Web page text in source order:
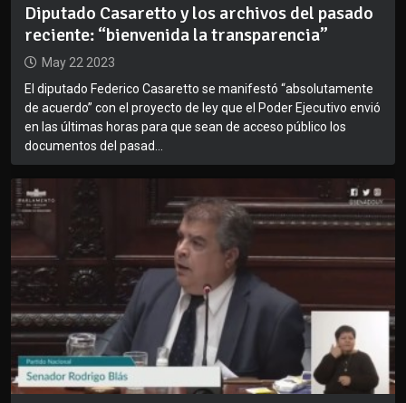
Diputado Casaretto y los archivos del pasado
reciente: “bienvenida la transparencia”
May 22 2023
El diputado Federico Casaretto se manifestó “absolutamente
de acuerdo” con el proyecto de ley que el Poder Ejecutivo envió
en las últimas horas para que sean de acceso público los
documentos del pasad...